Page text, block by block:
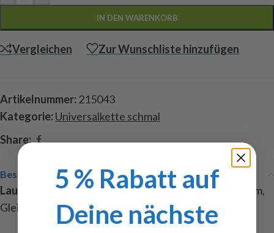
IN DEN WARENKORB
Vergleichen Zur Wunschliste hinzufügen
Artikelnummer: 215043
Kategorie: Universalkette schmal
Share:
Beschreibung
Laufrolle 41mm, aus Aluminium gedreht, Bohrung 6mm,
Gleitgelagert, Breite ca. 18mm
5 % Rabatt auf
Deine nächste